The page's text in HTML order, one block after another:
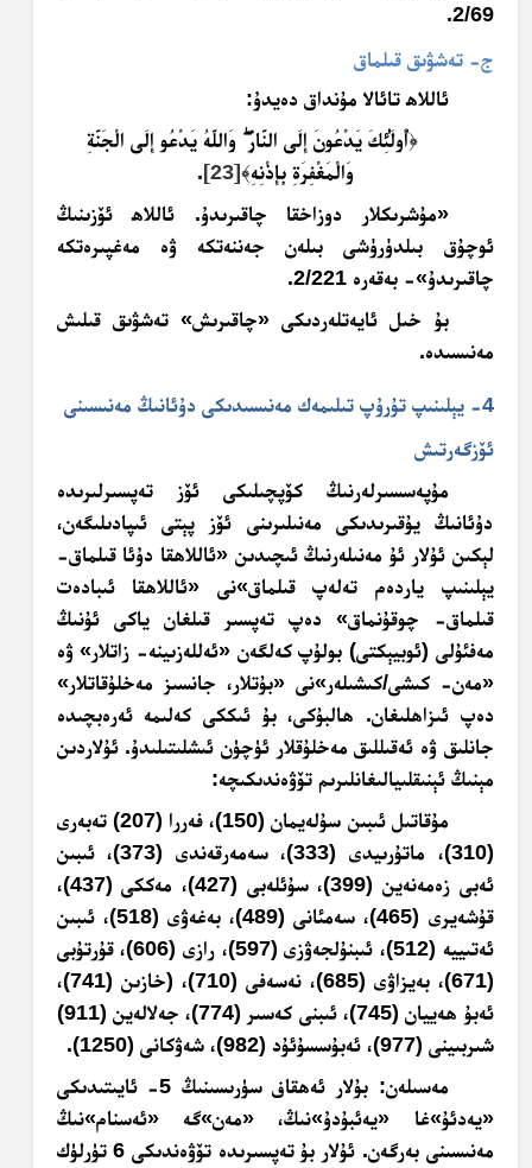
2/69.
ج- تەشۋىق قىلماق
ئاللاھ تائالا مۇنداق دەيدۇ:
﴿أُولَٰئِكَ يَدْعُونَ إِلَى النَّارِ وَاللَّهُ يَدْعُو إِلَى الْجَنَّةِ
وَالْمَغْفِرَةِ بِإِذْنِهِ﴾[23]
.
«مۇشرىكلار دوزاخقا چاقىرىدۇ. ئاللاھ ئۆزىنىڭ
ئوچۇق بىلدۈرۈشى بىلەن جەننەتكە ۋە مەغپىرەتكە
چاقىرىدۇ»- بەقەرە 2/221.
بۇ خىل ئايەتلەردىكى «چاقىرىش» تەشۋىق قىلىش
مەنىسىدە.
4- يېلىنىپ تۇرۇپ تىلىمەك مەنىسىدىكى دۇئانىڭ مەنىسىنى
ئۆزگەرتىش
مۇپەسسىرلەرنىڭ كۆپچىلىكى ئۆز تەپسىرلىرىدە
دۇئانىڭ يۇقىرىدىكى مەنىلىرىنى ئۆز پېتى ئىپادىلىگەن،
لېكىن ئۇلار ئۇ مەنىلەرنىڭ ئىچىدىن «ئاللاھقا دۇئا قىلماق-
يېلىنىپ ياردەم تەلەپ قىلماق»نى «ئاللاھقا ئىبادەت
قىلماق- چوقۇنماق» دەپ تەپسىر قىلغان ياكى ئۇنىڭ
مەفئۇلى (ئوبيېكتى) بولۇپ كەلگەن «ئەللەزىينە- زاتلار» ۋە
«مەن- كىشى/كىشىلەر»نى «بۇتلار، جانسىز مەخلۇقاتلار»
دەپ ئىزاھلىغان. ھالبۇكى، بۇ ئىككى كەلىمە ئەرەبچىدە
جانلىق ۋە ئەقىللىق مەخلۇقلار ئۈچۈن ئىشلىتىلىدۇ. ئۇلاردىن
مېنىڭ ئېنىقلىيالىغانلىرىم تۆۋەندىكىچە:
مۇقاتىل ئىبىن سۇلەيمان (150)، فەررا (207) تەبەرى
(310)، ماتۇرىيدى (333)، سەمەرقەندى (373)، ئىبىن
ئەبى زەمەنەين (399)، سۇئلەبى (427)، مەككى (437)،
قۇشەيرى (465)، سەمئانى (489)، بەغەۋى (518)، ئىبىن
ئەتىييە (512)، ئىبنۇلجەۋزى (597)، رازى (606)، قۇرتۇبى
(671)، بەيزاۋى (685)، نەسەفى (710)، (خازىن (741)،
ئەبۇ ھەييان (745)، ئىبنى كەسىر (774)، جەلالەين (911)
شىربىينى (977)، ئەبۇسسۇئۇد (982)، شەۋكانى (1250).
مەسىلەن: بۇلار ئەھقاف سۈرىسىنىڭ 5- ئايىتىدىكى
«يەدئۇ»غا «يەئبۇدۇ»نىڭ، «مەن»گە «ئەسنام»نىڭ
مەنىسىنى بەرگەن. ئۇلار بۇ تەپسىرىدە تۆۋەندىكى 6 تۈرلۈك